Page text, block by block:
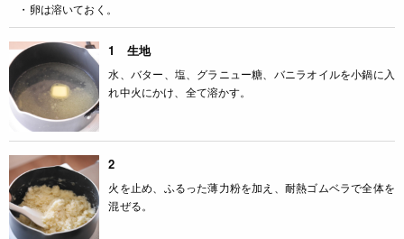
・卵は溶いておく。
1 生地
水、バター、塩、グラニュー糖、バニラオイルを小鍋に入
れ中火にかけ、全て溶かす。
2
火を止め、ふるった薄力粉を加え、耐熱ゴムベラで全体を
混ぜる。